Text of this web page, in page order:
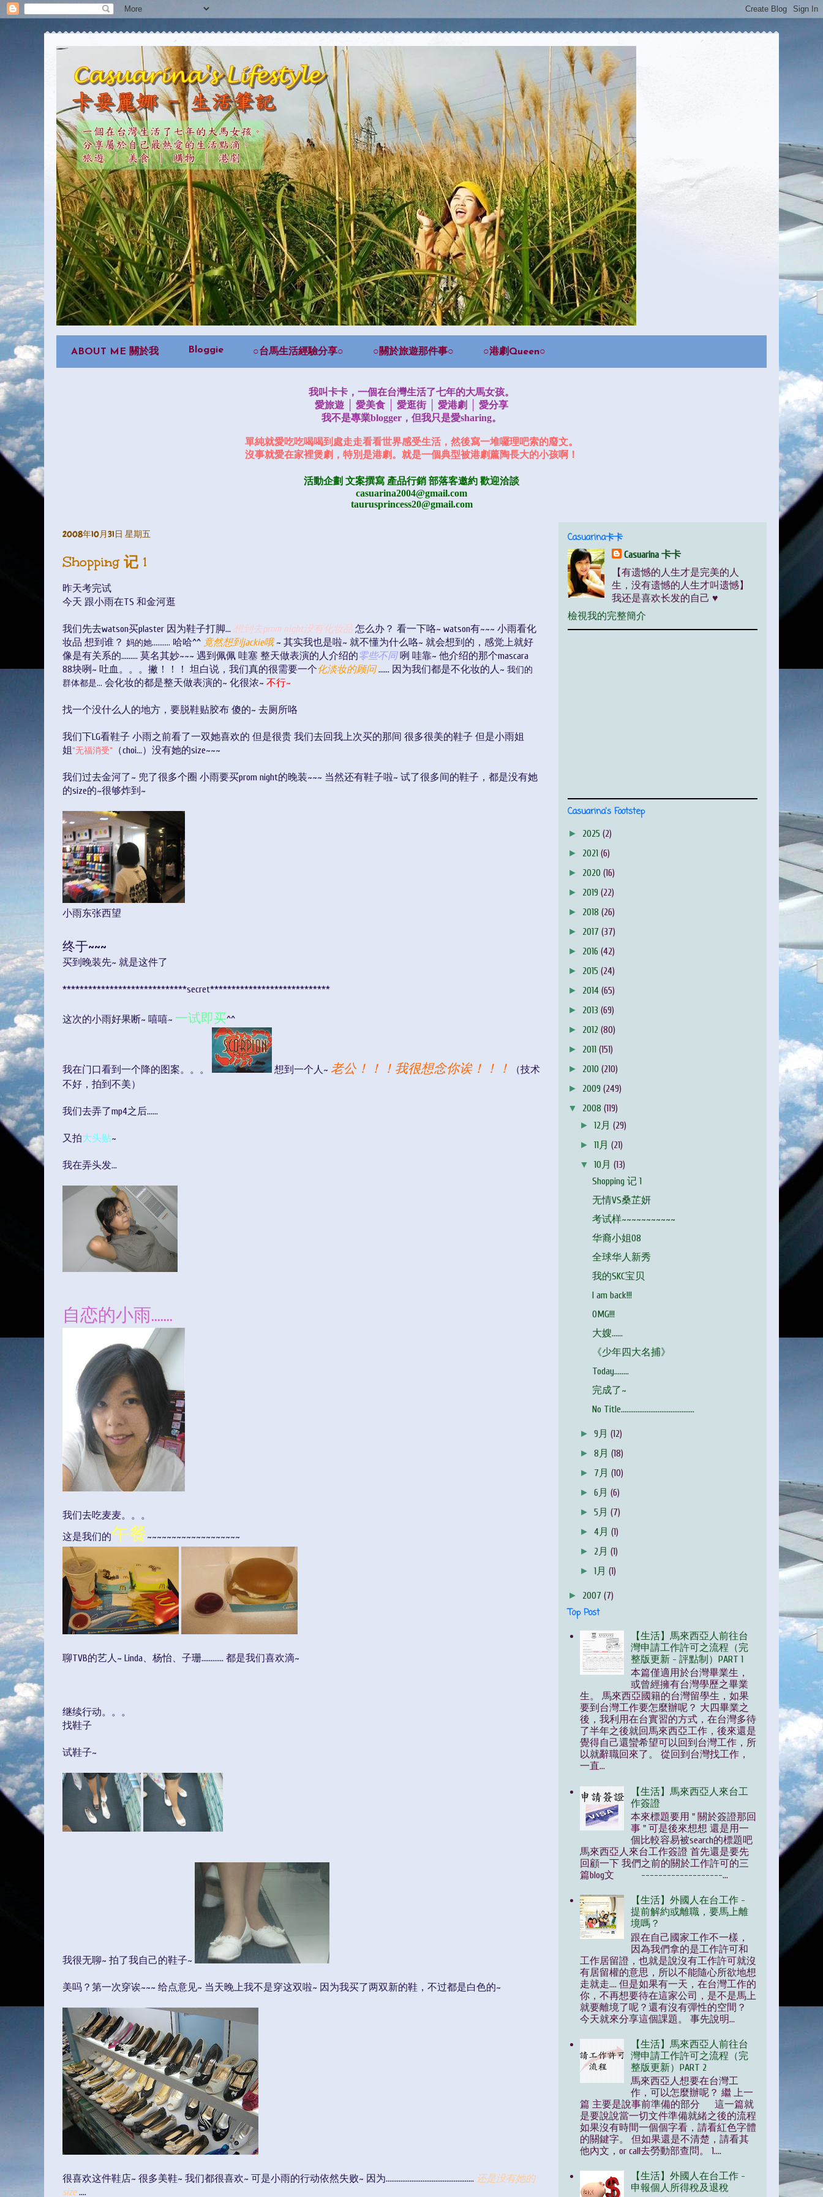
ABOUT ME 關於我 Bloggie ○台馬生活經驗分享○ ○關於旅遊那件事○ ○港劇Queen○
我叫卡卡，一個在台灣生活了七年的大馬女孩。
愛旅遊 │ 愛美食 │ 愛逛街 │ 愛港劇 │ 愛分享
我不是專業blogger，但我只是愛sharing。
單純就愛吃吃喝喝到處走走看看世界感受生活，然後寫一堆囉理吧索的廢文。
沒事就愛在家裡煲劇，特別是港劇。就是一個典型被港劇薰陶長大的小孩啊！
活動企劃 文案撰寫 產品行銷 部落客邀約 歡迎洽談
casuarina2004@gmail.com
taurusprincess20@gmail.com
2008年10月31日 星期五
Shopping 记 1
昨天考完试
今天 跟小雨在TS 和金河逛
我们先去watson买plaster 因为鞋子打脚... 想到去prom night没有化妆品 怎么办？ 看一下咯~ watson有~~~ 小雨看化
妆品 想到谁？ 妈的她.......... 哈哈^^ 竟然想到jackie哦~ 其实我也是啦~ 就不懂为什么咯~ 就会想到的，感觉上就好
像是有关系的......... 莫名其妙~~~ 遇到佩佩 哇塞 整天做表演的人介绍的零些不同咧 哇靠~ 他介绍的那个mascara
88块咧~ 吐血。。。撇！！！ 坦白说，我们真的很需要一个化淡妆的顾问...... 因为我们都是不化妆的人~ 我们的
群体都是... 会化妆的都是整天做表演的~ 化很浓~ 不行~
找一个没什么人的地方，要脱鞋贴胶布 傻的~ 去厕所咯
我们下LG看鞋子 小雨之前看了一双她喜欢的 但是很贵 我们去回我上次买的那间 很多很美的鞋子 但是小雨姐
姐“无福消受” （choi...）没有她的size~~~
我们过去金河了~ 兜了很多个圈 小雨要买prom night的晚装~~~ 当然还有鞋子啦~ 试了很多间的鞋子，都是没有她
的size的~很够炸到~
小雨东张西望
终于~~~
买到晚装先~ 就是这件了
*****************************secret****************************
这次的小雨好果断~ 嘻嘻~ 一试即买^^
我在门口看到一个降的图案。。。 想到一个人~ 老公！！！我很想念你诶！！！
（技术
不好，拍到不美）
我们去弄了mp4之后......
又拍大头贴~
我在弄头发...
自恋的小雨.......
我们去吃麦麦。。。
这是我们的午餐~~~~~~~~~~~~~~~~~~~
聊TVB的艺人~ Linda、杨怡、子珊............ 都是我们喜欢滴~
继续行动。。。
找鞋子
试鞋子~
我很无聊~ 拍了我自己的鞋子~
美吗？第一次穿诶~~~ 给点意见~ 当天晚上我不是穿这双啦~ 因为我买了两双新的鞋，不过都是白色的~
很喜欢这件鞋店~ 很多美鞋~ 我们都很喜欢~ 可是小雨的行动依然失败~ 因为................................................ 还是没有她的
size....
Casuarina卡卡
Casuarina 卡卡
【有遗憾的人生才是完美的人
生，没有遗憾的人生才叫遗憾】
我还是喜欢长发的自己 ♥
檢視我的完整簡介
Casuarina's Footstep
► 2025 (2)
► 2021 (6)
► 2020 (16)
► 2019 (22)
► 2018 (26)
► 2017 (37)
► 2016 (42)
► 2015 (24)
► 2014 (65)
► 2013 (69)
► 2012 (80)
► 2011 (151)
► 2010 (210)
► 2009 (249)
▼ 2008 (119)
►12月(29)
►11月(21)
▼10月(13)
Shopping 记 1
无情VS桑芷妍
考试样~~~~~~~~~~~
华裔小姐08
全球华人新秀
我的SKC宝贝
I am back!!!
OMG!!!
大嫂......
《少年四大名捕》
Today........
完成了~
No Title........................................
►9月(12)
►8月(18)
► 7月(10)
►6月(6)
►5月(7)
►4月(1)
► 2月(1)
►1月(1)
► 2007 (7)
Top Post
【生活】馬來西亞人前往台
灣申請工作許可之流程（完
整版更新 - 評點制）PART 1
本篇僅適用於台灣畢業生，
或曾經擁有台灣學歷之畢業
生。 馬來西亞國籍的台灣留學生，如果
要到台灣工作要怎麼辦呢？ 大四畢業之
後，我利用在台實習的方式，在台灣多待
了半年之後就回馬來西亞工作，後來還是
覺得自己還蠻希望可以回到台灣工作，所
以就辭職回來了。 從回到台灣找工作，
一直...
【生活】馬來西亞人來台工
作簽證
本來標題要用 " 關於簽證那回
事 " 可是後來想想 還是用一
個比較容易被search的標題吧
馬來西亞人來台工作簽證 首先還是要先
回顧一下 我們之前的關於工作許可的三
篇blog文 -------------------...
【生活】外國人在台工作 -
提前解約或離職，要馬上離
境嗎？
跟在自己國家工作不一樣，
因為我們拿的是工作許可和
工作居留證，也就是說沒有工作許可就沒
有居留權的意思，所以不能隨心所欲地想
走就走.... 但是如果有一天，在台灣工作的
你，不再想要待在這家公司，是不是馬上
就要離境了呢？還有沒有彈性的空間？
今天就來分享這個課題。 事先說明...
【生活】馬來西亞人前往台
灣申請工作許可之流程（完
整版更新）PART 2
馬來西亞人想要在台灣工
作，可以怎麼辦呢？ 繼 上一
篇 主要是說事前準備的部分 這一篇就
是要說說當一切文件準備就緒之後的流程
如果沒有時間一個個字看，請看紅色字體
的關鍵字。 但如果還是不清楚，請看其
他內文，or call去勞動部查問。 1....
【生活】外國人在台工作 -
申報個人所得稅及退稅